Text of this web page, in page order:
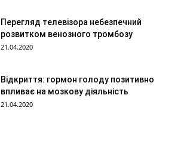
Перегляд телевізора небезпечний
розвитком венозного тромбозу
21.04.2020
Відкриття: гормон голоду позитивно
впливає на мозкову діяльність
21.04.2020